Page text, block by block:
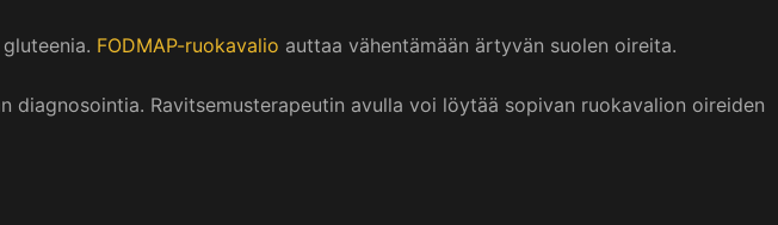
FODMAP-ruokavalio auttaa vähentämään ärtyvän suolen oireita.
Ravitsemusterapeutin avulla voi löytää sopivan ruokavalion oireiden